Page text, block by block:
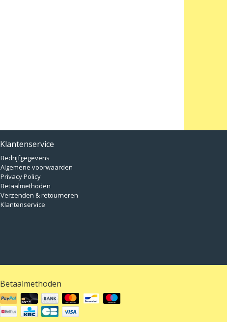
Klantenservice
Bedrijfgegevens
Algemene voorwaarden
Privacy Policy
Betaalmethoden
Verzenden & retourneren
Klantenservice
Betaalmethoden